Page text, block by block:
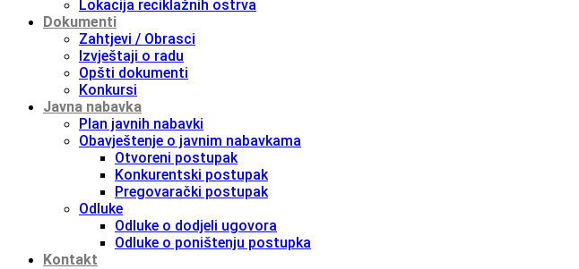
Lokacija reciklažnih ostrva
Dokumenti
Zahtjevi / Obrasci
Izvještaji o radu
Opšti dokumenti
Konkursi
Javna nabavka
Plan javnih nabavki
Obavještenje o javnim nabavkama
Otvoreni postupak
Konkurentski postupak
Pregovarački postupak
Odluke
Odluke o dodjeli ugovora
Odluke o poništenju postupka
Kontakt